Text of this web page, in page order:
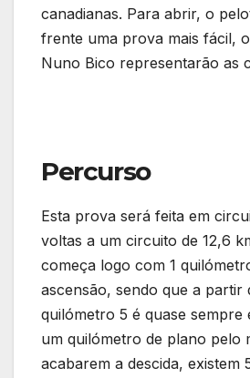
canadianas. Para abrir, o
frente uma prova mais fácil,
Nuno Bico representarão as
Percurso
Esta prova será feita em
voltas a um circuito de 12,6
começa logo com 1
ascensão, sendo que a partir
quilómetro 5 é quase sempre
um quilómetro de plano pelo
acabarem a descida, existem